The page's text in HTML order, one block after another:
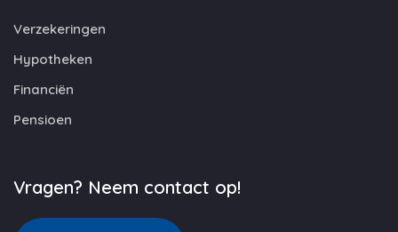
Verzekeringen
Hypotheken
Financiën
Pensioen
Vragen? Neem contact op!